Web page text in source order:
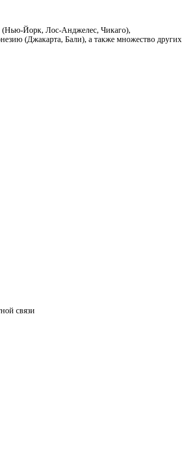
(Нью-Йорк, Лос-Анджелес, Чикаго),
(Джакарта, Бали), а также множество других
связи